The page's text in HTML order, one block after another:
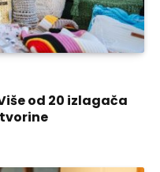
od 20 izlagača